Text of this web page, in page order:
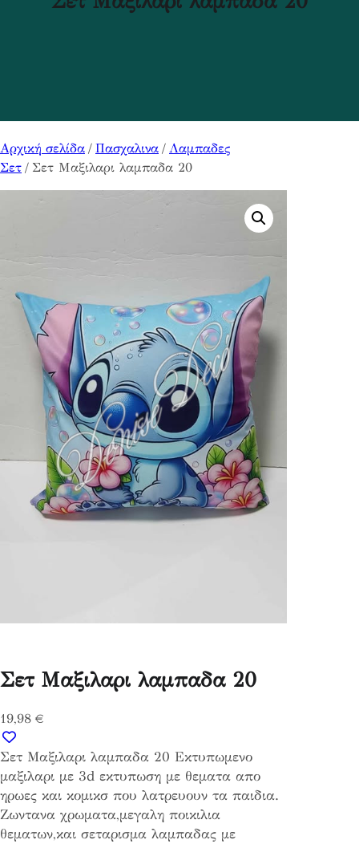
Αρχική σελίδα / Πασχαλινα / Λαμπαδες
Σετ / Σετ Μαξιλαρι λαμπαδα 20
Σετ Μαξιλαρι λαμπαδα 20
19,98 €
Σετ Μαξιλαρι λαμπαδα 20 Εκτυπωμενο
μαξιλαρι με 3d εκτυπωση με θεματα απο
ηρωες και κομικσ που λατρευουν τα παιδια.
Ζωντανα χρωματα,μεγαλη ποικιλια
θεματων,και σεταρισμα λαμπαδας με